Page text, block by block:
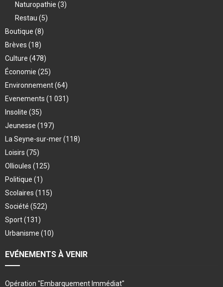
Naturopathie (3)
Restau (5)
Boutique (8)
Brèves (18)
Culture (478)
Économie (25)
Environnement(64)
Evenements (1 031)
Insolite (35)
Jeunesse (197)
La Seyne-sur-mer(118)
Loisirs (75)
Ollioules (125)
Politique (1)
Scolaires (115)
Société (522)
Sport(131)
Urbanisme (10)
EVÉNEMENTS À VENIR
Opération "Embarquement Immédiat"